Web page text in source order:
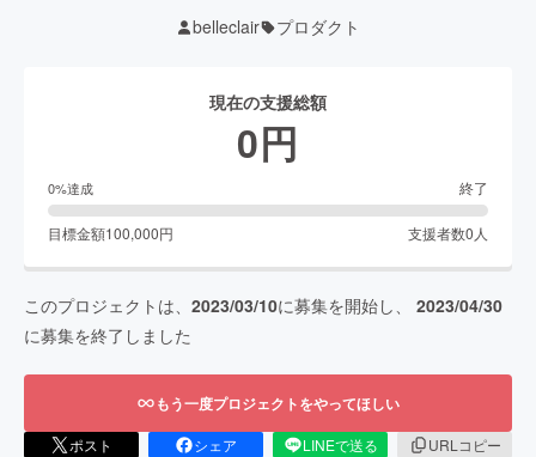
belleclair プロダクト
現在の支援総額
0円
0%達成 終了
目標金額100,000円 支援者数0 人
このプロジェクトは、 2023/03/10に募集を開始し、 2023/04/30
に募集を終了しました
もう一度プロジェクトをやってほしい
ポスト シェア LINEで送る
URLコピー